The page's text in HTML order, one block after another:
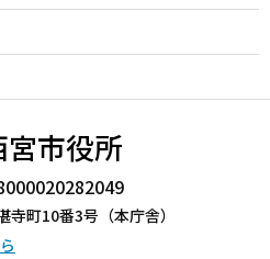
宮市役所
町10番3号（本庁舎）